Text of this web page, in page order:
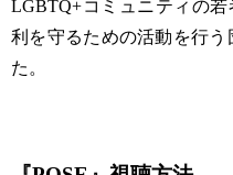
LGBTQ+コミュニティの
利を守るための活動を行う
た。